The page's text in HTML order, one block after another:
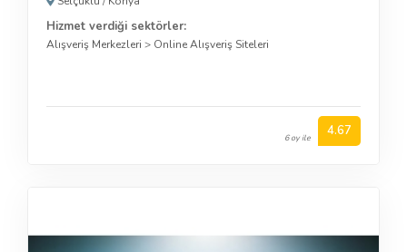
Hizmet verdiği sektörler:
Alışveriş Merkezleri > Online Alışveriş Siteleri
6 oy ile 4.67